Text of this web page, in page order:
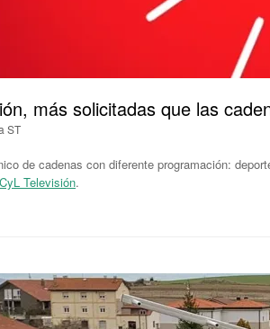
más solicitadas que las
ST
de cadenas con diferente programación:
CyL Televisión.